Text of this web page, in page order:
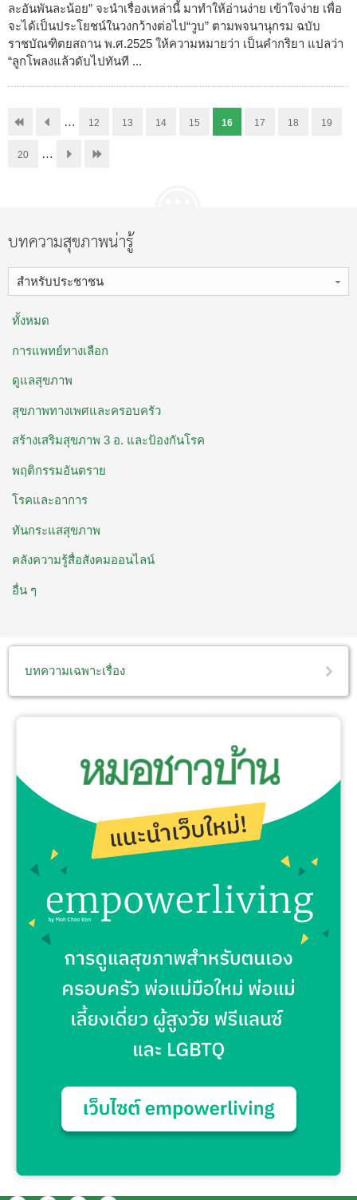
ละอันพันละน้อย” จะนำเรื่องเหล่านี้ มาทำให้อ่านง่าย เข้าใจง่าย เพื่อ
จะได้เป็นประโยชน์ในวงกว้างต่อไป“วูบ” ตามพจนานุกรม ฉบับ
ราชบัณฑิตยสถาน พ.ศ.2525 ให้ความหมายว่า เป็นคำกริยา แปลว่า
“ลูกโพลงแล้วดับไปทันที ...
… 12 13 14 15 16 17 18 19
20 …
บทความสุขภาพน่ารู้
สำหรับประชาชน
ทั้งหมด
การแพทย์ทางเลือก
ดูแลสุขภาพ
สุขภาพทางเพศและครอบครัว
สร้างเสริมสุขภาพ 3 อ. ​และป้องกันโรค
พฤติกรรมอันตราย
โรคและอาการ
ทันกระแสสุขภาพ
คลังความรู้สื่อสังคมออนไลน์
อื่น ๆ
บทความเฉพาะเรื่อง